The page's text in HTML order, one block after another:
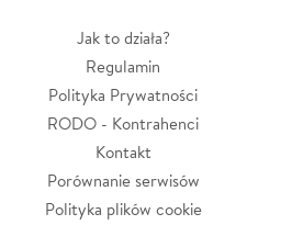
Jak to działa?
Regulamin
Polityka Prywatności
RODO - Kontrahenci
Kontakt
Porównanie serwisów
Polityka plików cookie